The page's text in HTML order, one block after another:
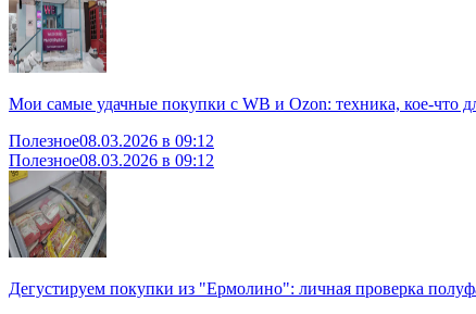
Мои самые удачные покупки с WB и Ozon: техника, кое-что
Полезное08.03.2026 в 09:12
Полезное08.03.2026 в 09:12
Дегустируем покупки из "Ермолино": личная проверка